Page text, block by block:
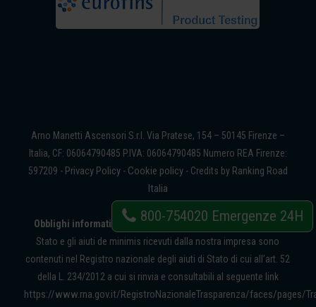
Arno Manetti Ascensori S.r.l. Via Pratese, 154 – 50145 Firenze –
Italia, CF: 06064790485 P.IVA: 06064790485 Numero REA Firenze:
597209 - Privacy Policy- Cookie policy- Credits by Ranking Road
Italia
Obblighi informativi per le erogazioni pubbliche: gli aiuti di
Stato e gli aiuti de minimis ricevuti dalla nostra impresa sono
contenuti nel Registro nazionale degli aiuti di Stato di cui all’art. 52
della L. 234/2012 a cui si rinvia e consultabili al seguente link
https://www.rna.gov.it/RegistroNazionaleTrasparenza/faces/pages/
800-754020 Emergenze 24H